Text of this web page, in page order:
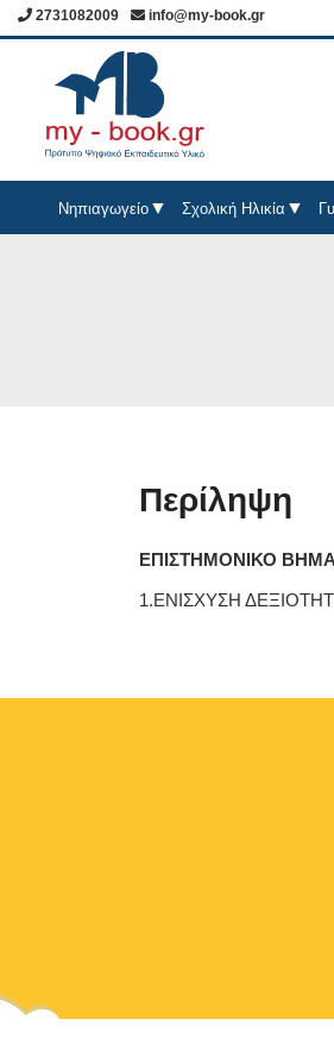
2731082009 info@my-book.gr
Νηπιαγωγείο Σχολική Ηλικία
Περίληψη
ΕΠΙΣΤΗΜΟΝΙΚΟ
1.ΕΝΙΣΧΥΣΗ